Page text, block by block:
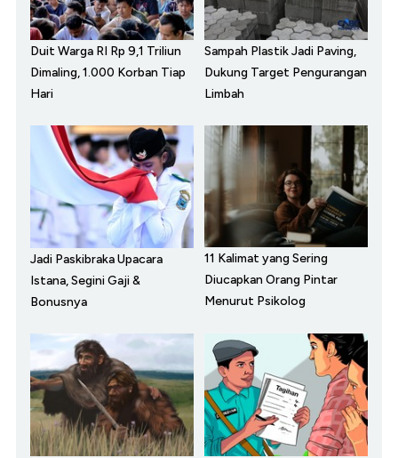
Duit Warga RI Rp 9,1 Triliun
Dimaling, 1.000 Korban Tiap
Hari
Sampah Plastik Jadi Paving,
Dukung Target Pengurangan
Limbah
Jadi Paskibraka Upacara
Istana, Segini Gaji &
Bonusnya
11 Kalimat yang Sering
Diucapkan Orang Pintar
Menurut Psikolog